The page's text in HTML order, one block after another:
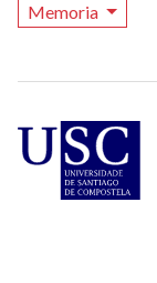
Memoria